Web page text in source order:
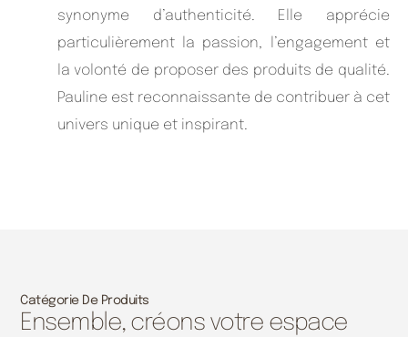
synonyme d’authenticité. Elle apprécie
particulièrement la passion, l’engagement et
la volonté de proposer des produits de qualité.
Pauline est reconnaissante de contribuer à cet
univers unique et inspirant.
Catégorie De Produits
Ensemble, créons votre espace